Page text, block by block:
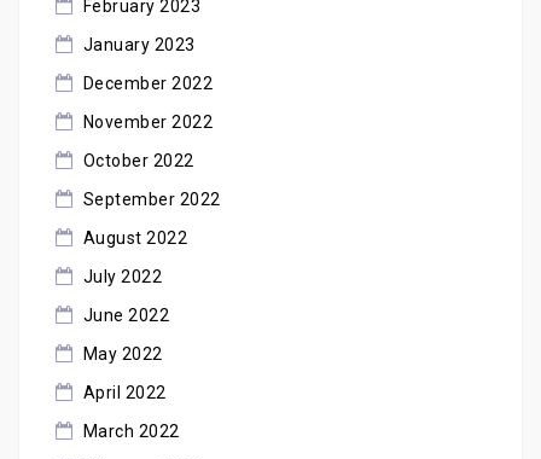
February 2023
January 2023
December 2022
November 2022
October 2022
September 2022
August 2022
July 2022
June 2022
May 2022
April 2022
March 2022